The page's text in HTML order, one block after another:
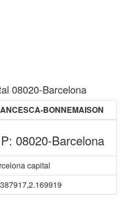
08020-Barcelona
BONNEMAISON
08020-Barcelona
capital